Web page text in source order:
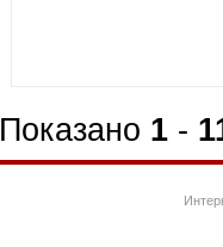
Показано 1 -